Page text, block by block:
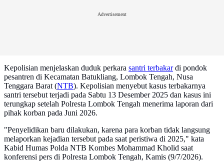
Advertisement
Kepolisian menjelaskan duduk perkara santri terbakardi pondok
pesantren di Kecamatan Batukliang, Lombok Tengah, Nusa
Tenggara Barat (NTB). Kepolisian menyebut kasus terbakarnya
santri tersebut terjadi pada Sabtu 13 Desember 2025 dan kasus ini
terungkap setelah Polresta Lombok Tengah menerima laporan dari
pihak korban pada Juni 2026.
"Penyelidikan baru dilakukan, karena para korban tidak langsung
melaporkan kejadian tersebut pada saat peristiwa di 2025," kata
Kabid Humas Polda NTB Kombes Mohammad Kholid saat
konferensi pers di Polresta Lombok Tengah, Kamis (9/7/2026).